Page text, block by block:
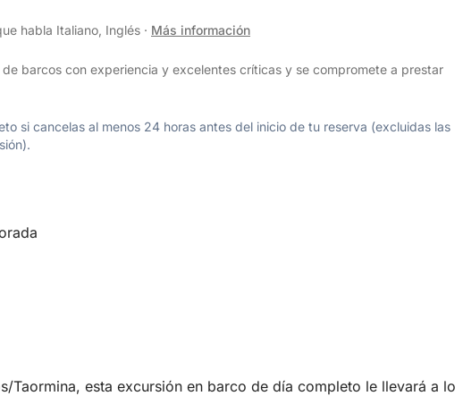
habla Italiano, Inglés · Más información
barcos con experiencia y excelentes críticas y se compromete a prestar
si cancelas al menos 24 horas antes del inicio de tu reserva (excluidas las
Taormina, esta excursión en barco de día completo le llevará a lo